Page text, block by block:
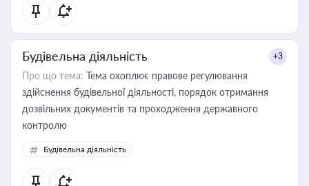
Будівельна діяльність +3
Про що тема: Тема охоплює правове регулювання
здійснення будівельної діяльності, порядок отримання
дозвільних документів та проходження державного
контролю
Будівельна діяльність